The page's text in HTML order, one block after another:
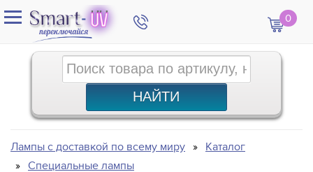
0
Лампы с доставкой по всему миру
Каталог
Специальные лампы